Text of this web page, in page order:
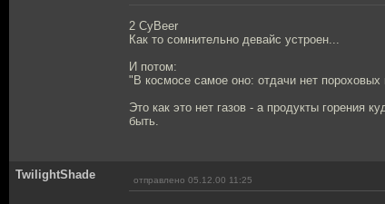
2 CyBeer
Как то сомнительно девайс устроен...
И потом:
"В космосе самое оно: отдачи нет пороховых
Это как это нет газов - а продукты горения
быть.
TwilightShade отправлено 05.12.00 11:25